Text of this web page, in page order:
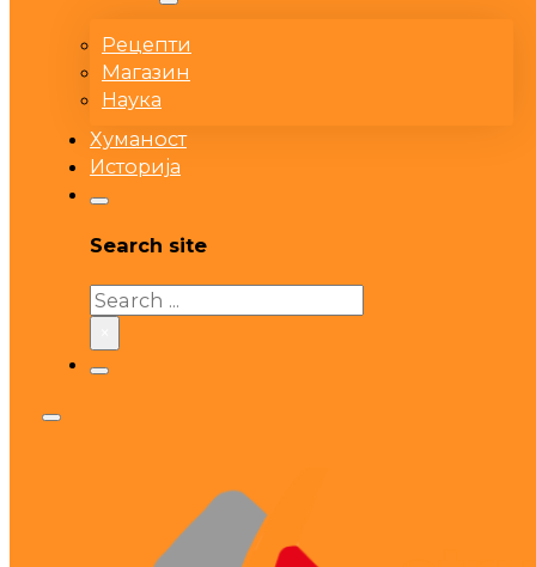
Рецепти
Магазин
Наука
Хуманост
Историја
Search site
Search